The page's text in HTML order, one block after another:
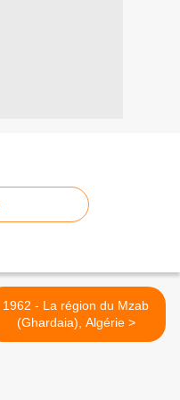
1962 - La région du Mzab
(Ghardaia), Algérie >